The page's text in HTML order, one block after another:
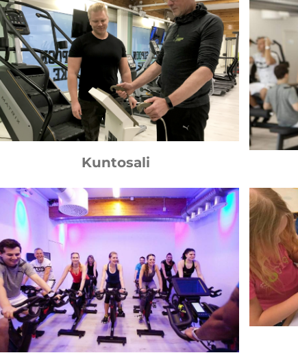
Kuntosali